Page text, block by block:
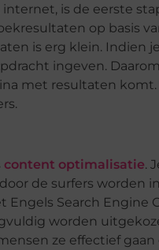
is de eerste
op basis
is erg klein. Indien
ingeven.
met resultaten komt.
content optimalisatie.
de surfers worden
Search Engine
worden
ze effectief